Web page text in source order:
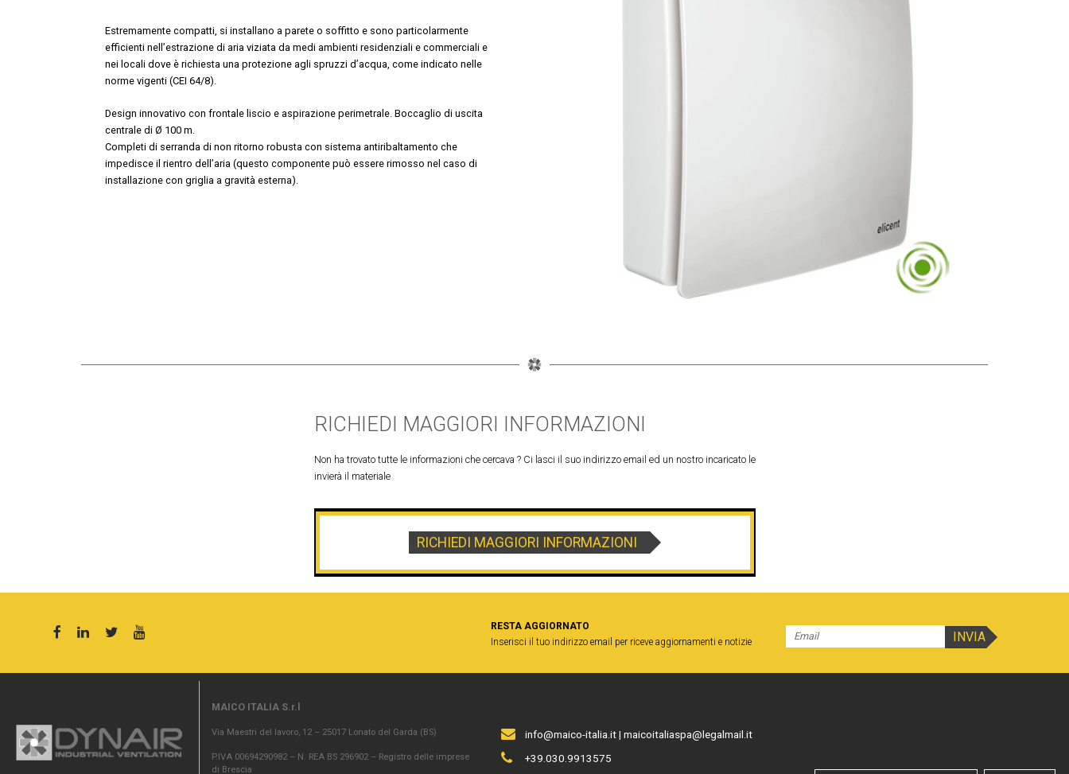
Estremamente compatti, si installano a parete o soffitto e sono particolarmente
efficienti nell’estrazione di aria viziata da medi ambienti residenziali e commerciali e
nei locali dove è richiesta una protezione agli spruzzi d’acqua, come indicato nelle
norme vigenti (CEI 64/8).
Design innovativo con frontale liscio e aspirazione perimetrale. Boccaglio di uscita
centrale di Ø 100 m.
Completi di serranda di non ritorno robusta con sistema antiribaltamento che
impedisce il rientro dell’aria (questo componente può essere rimosso nel caso di
installazione con griglia a gravità esterna).
RICHIEDI MAGGIORI INFORMAZIONI
Non ha trovato tutte le informazioni che cercava ? Ci lasci il suo indirizzo email ed un nostro incaricato le
invierà il materiale
RICHIEDI MAGGIORI INFORMAZIONI
RESTA AGGIORNATO
Inserisci il tuo indirizzo email per riceve aggiornamenti e notizie
MAICO ITALIA S.r.l
Via Maestri del lavoro, 12 – 25017 Lonato del Garda (BS)
P.IVA 00694290982 – N. REA BS 296902 – Registro delle imprese
di Brescia
info@maico-italia.it|maicoitaliaspa@legalmail.it
+39.030.9913575